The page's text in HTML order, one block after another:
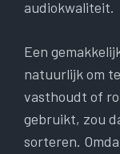
audiokwaliteit.
Een
natuurlijk om
vasthoudt of
gebruikt, zou
sorteren.